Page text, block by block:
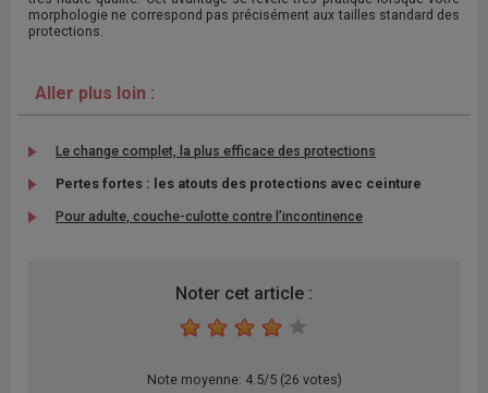
morphologie ne correspond pas précisément aux tailles standard des
protections.
Aller plus loin :
Le change complet, la plus efficace des protections
Pertes fortes : les atouts des protections avec ceinture
Pour adulte, couche-culotte contre l’incontinence
Noter cet article :
1 2 3 4 5
Note moyenne: 4.5/5(26 votes)